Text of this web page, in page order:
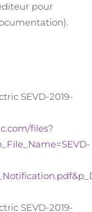
pour
SEVD-2019-
files?
SEVD-2019-